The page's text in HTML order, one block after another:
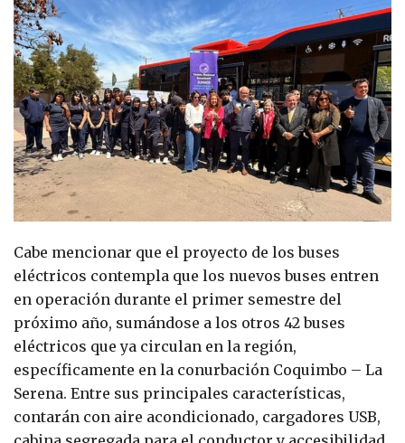
Cabe mencionar que el proyecto de los buses
eléctricos contempla que los nuevos buses entren
en operación durante el primer semestre del
próximo año, sumándose a los otros 42 buses
eléctricos que ya circulan en la región,
específicamente en la conurbación Coquimbo – La
Serena. Entre sus principales características,
contarán con aire acondicionado, cargadores USB,